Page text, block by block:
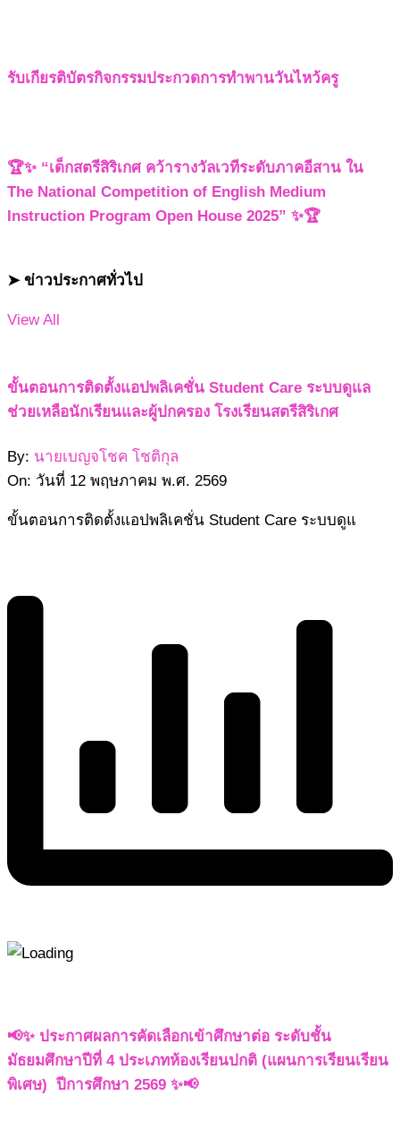
รับเกียรติบัตรกิจกรรมประกวดการทำพานวันไหว้ครู
🏆✨ “เด็กสตรีสิริเกศ คว้ารางวัลเวทีระดับภาคอีสาน ใน
The National Competition of English Medium
Instruction Program Open House 2025” ✨🏆
➤ ข่าวประกาศทั่วไป
View All
ขั้นตอนการติดตั้งแอปพลิเคชั่น Student Care ระบบดูแล
ช่วยเหลือนักเรียนและผู้ปกครอง โรงเรียนสตรีสิริเกศ
By: นายเบญจโชค โชติกุล
On: วันที่ 12 พฤษภาคม พ.ศ. 2569
ขั้นตอนการติดตั้งแอปพลิเคชั่น Student Care ระบบดูแ
📢✨ ประกาศผลการคัดเลือกเข้าศึกษาต่อ ระดับชั้น
มัธยมศึกษาปีที่ 4 ประเภทห้องเรียนปกติ (แผนการเรียนเรียน
พิเศษ) ปีการศึกษา 2569 ✨📢